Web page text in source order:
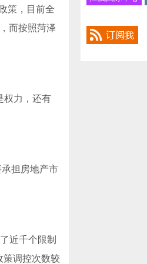
策，目前全
而按照菏泽
权力，还有
担房地产市
近千个限制
策调控次数较